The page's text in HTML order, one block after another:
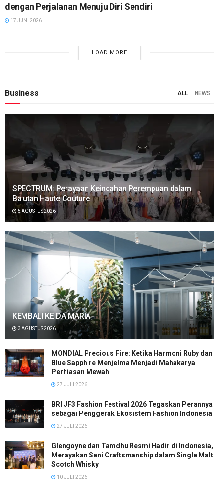
dengan Perjalanan Menuju Diri Sendiri
17 JUNI 2026
LOAD MORE
Business ALL NEWS
SPECTRUM: Perayaan Keindahan Perempuan dalam
Balutan Haute Couture
5 AGUSTUS 2026
KEMBALI KE DA MARIA
3 AGUSTUS 2026
MONDIAL Precious Fire: Ketika Harmoni Ruby dan
Blue Sapphire Menjelma Menjadi Mahakarya
Perhiasan Mewah
27 JULI 2026
BRI JF3 Fashion Festival 2026 Tegaskan Perannya
sebagai Penggerak Ekosistem Fashion Indonesia
27 JULI 2026
Glengoyne dan Tamdhu Resmi Hadir di Indonesia,
Merayakan Seni Craftsmanship dalam Single Malt
Scotch Whisky
10 JULI 2026